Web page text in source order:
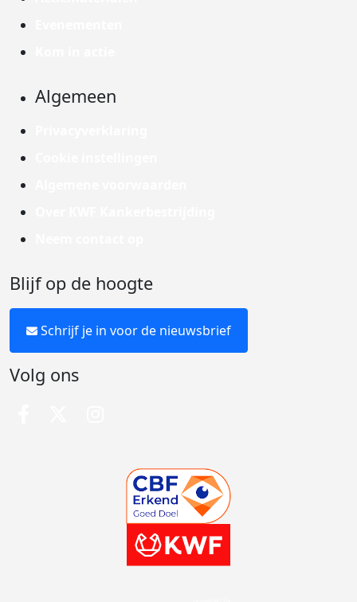
Algemeen
Blijf op de hoogte
Schrijf je in voor de nieuwsbrief
Volg ons